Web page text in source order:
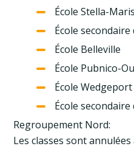
École Stella-Maris
École secondaire
École Belleville
École Pubnico-
École Wedgeport
École
Regroupement Nord:
Les classes sont